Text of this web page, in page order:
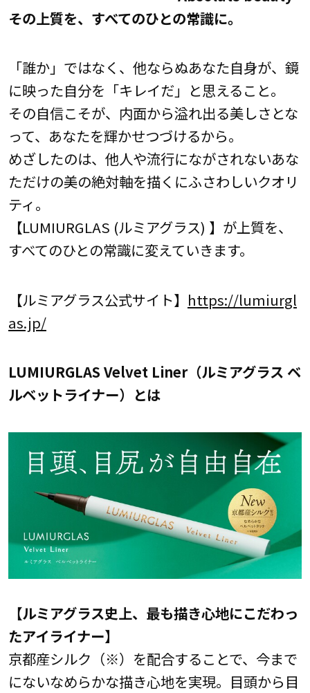
その上質を、すべてのひとの常識に。
「誰か」ではなく、他ならぬあなた自身が、鏡
に映った自分を「キレイだ」と思えること。
その自信こそが、内面から溢れ出る美しさとな
って、あなたを輝かせつづけるから。
めざしたのは、他人や流行にながされないあな
ただけの美の絶対軸を描くにふさわしいクオリ
ティ。
【LUMIURGLAS (ルミアグラス) 】が上質を、
すべてのひとの常識に変えていきます。
【ルミアグラス公式サイト】 https://lumiurgl
as.jp/
LUMIURGLAS Velvet Liner（ルミアグラス ベ
ルベットライナー）とは
【ルミアグラス史上、最も描き心地にこだわっ
たアイライナー】
京都産シルク（※）を配合することで、今まで
にないなめらかな描き心地を実現。目頭から目